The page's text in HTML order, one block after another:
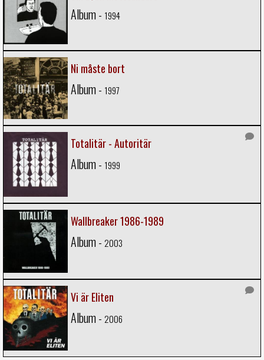
Album - 1994
Ni måste bort
Album - 1997
Totalitär - Autoritär
Album - 1999
Wallbreaker 1986-1989
Album - 2003
Vi är Eliten
Album - 2006